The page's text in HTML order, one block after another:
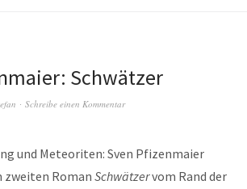
Schwätzer
Schreibe einen Kommentar
und Meteoriten: Sven Pfizenmaier
Roman Schwätzervom Rand der